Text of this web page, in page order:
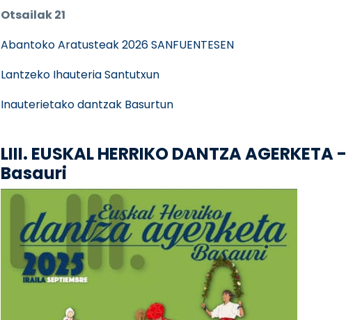
Otsailak 21
Abantoko Aratusteak 2026 SANFUENTESEN
Lantzeko Ihauteria Santutxun
Inauterietako dantzak Basurtun
LIII. EUSKAL HERRIKO DANTZA AGERKETA -
Basauri